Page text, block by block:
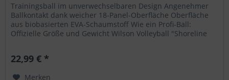
Trainingsball im unverwechselbaren Design Angenehmer
Ballkontakt dank weicher 18-Panel-Oberfläche Oberfläche
aus biobasierten EVA-Schaumstoff Wie ein Profi-Ball:
Offizielle Größe und Gewicht Wilson Volleyball "Shoreline
22,99 € *
Merken